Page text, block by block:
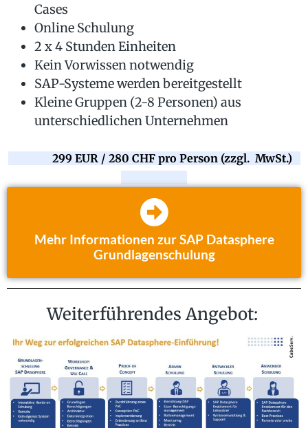
Cases
Online Schulung
2 x 4 Stunden Einheiten
Kein Vorwissen notwendig
SAP-Systeme werden bereitgestellt
Kleine Gruppen (2-8 Personen) aus
unterschiedlichen Unternehmen
299 EUR / 280 CHF pro Person (zzgl. MwSt.)
Mehr Informationen zur SAP Datasphere
Grundlagenschulung
Weiterführendes Angebot: